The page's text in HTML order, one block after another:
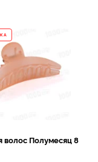
волос Полумесяц 8